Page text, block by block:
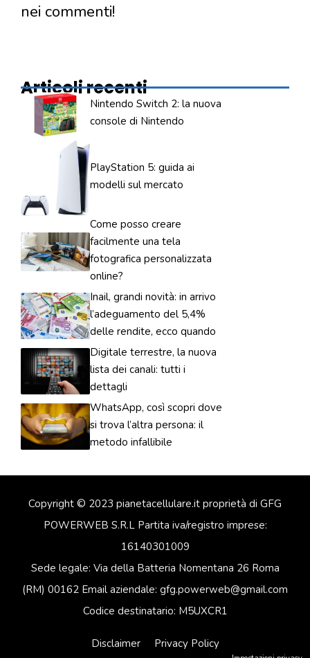
nei commenti!
Articoli recenti
Nintendo Switch 2: la nuova
console di Nintendo
PlayStation 5: guida ai
modelli sul mercato
Come posso creare
facilmente una tela
fotografica personalizzata
online?
Inail, grandi novità: in arrivo
l’adeguamento del 5,4%
delle rendite, ecco quando
Digitale terrestre, la nuova
lista dei canali: tutti i
dettagli
WhatsApp, così scopri dove
si trova l’altra persona: il
metodo infallibile
Copyright © 2023 pianetacellulare.it proprietà di GFG
POWERWEB S.R.L Partita iva/registro imprese:
16140301009
Sede legale: Via della Batteria Nomentana 26 Roma
(RM) 00162 Email aziendale: gfg.powerweb@gmail.com
Codice destinatario: M5UXCR1
Disclaimer Privacy Policy